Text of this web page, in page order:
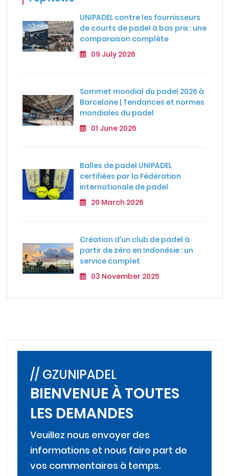
UNIPADEL contre les fournisseurs
de courts de padel à bas prix : une
comparaison complète
09 July 2026
Sommet mondial du padel 2026 à
Barcelone | Tendances et normes
mondiales du padel
01 June 2026
Balles de padel UNIPADEL
certifiées par la Fédération
internationale de padel
20 March 2026
Création d'un club de padel à
partir de zéro en Indonésie : un
service complet
03 November 2025
// GZUNIPADEL
BIENVENUE À TOUTES
LES DEMANDES
Veuillez nous envoyer des
informations et nous faire part de
vos commentaires à temps.